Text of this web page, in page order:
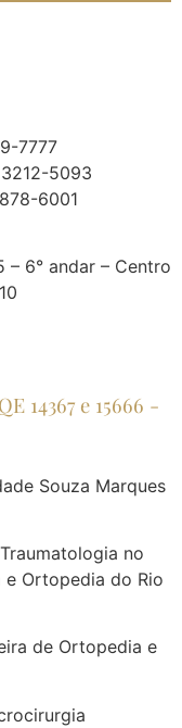
7777
3212-5093
6001
– 6° andar – Centro
14367 e 15666 -
Souza Marques
no
Ortopedia do Rio
de Ortopedia e